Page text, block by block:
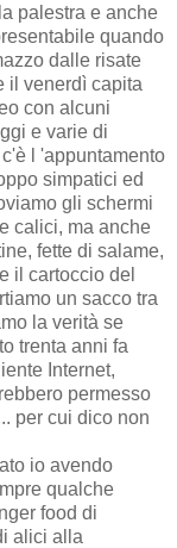
palestra e anche
quando
dalle risate
il venerdì capita
con alcuni
e varie di
l 'appuntamento
simpatici ed
gli schermi
calici, ma anche
fette di salame,
il cartoccio del
un sacco tra
la verità se
trenta anni fa
Internet,
permesso
per cui dico non
io avendo
qualche
food di
alici alla